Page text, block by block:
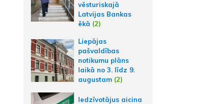
vēsturiskajā
Latvijas Bankas
ēkā (2)
Liepājas
pašvaldības
notikumu plāns
laikā no 3. līdz 9.
augustam (2)
Iedzīvotājus aicina